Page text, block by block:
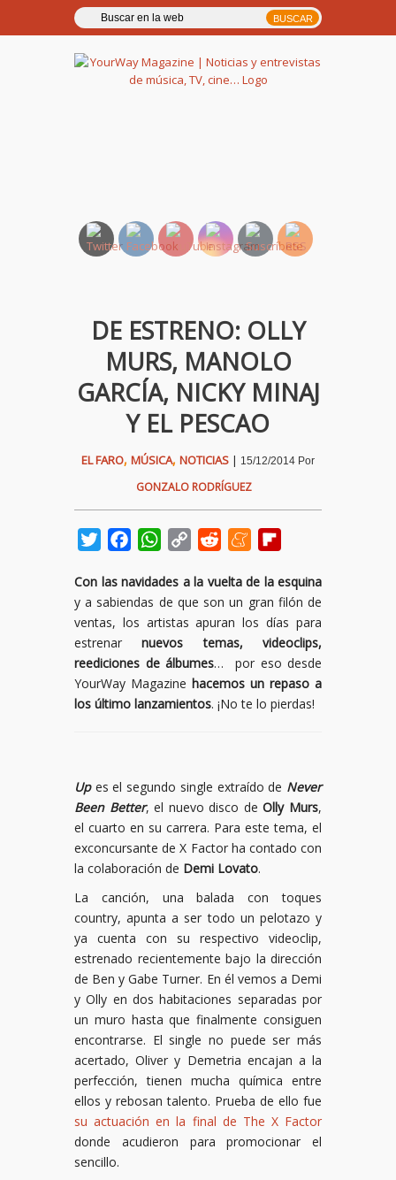
DE ESTRENO: OLLY
MURS, MANOLO
GARCÍA, NICKY MINAJ
Y EL PESCAO
EL FARO, MÚSICA, NOTICIAS | 15/12/2014 Por
GONZALO RODRÍGUEZ
TwitterFacebookWhatsApp
Copy
Reddit Meneame
Con las navidades a la vuelta de la esquina
y a sabiendas de que son un gran filón de
ventas, los artistas apuran los días para
estrenarnuevos temas, videoclips,
reediciones de álbumes… por eso desde
YourWay Magazine hacemos un repaso a
los último lanzamientos. ¡No te lo pierdas!
Upes el segundo single extraído de Never
Been Better, el nuevo disco deOlly Murs,
el cuarto en su carrera. Para este tema, el
exconcursante de X Factor ha contado con
la colaboración de Demi Lovato.
La canción, una balada con toques
country, apunta a ser todo un pelotazo y
ya cuenta con su respectivo videoclip,
estrenado recientemente bajo la dirección
de Ben y Gabe Turner. En él vemos a Demi
y Olly en dos habitaciones separadas por
un muro hasta que finalmente consiguen
encontrarse. El single no puede ser más
acertado, Oliver y Demetria encajan a la
perfección, tienen mucha química entre
ellos y rebosan talento. Prueba de ello fue
su actuación en la final de The X Factor
donde acudieron para promocionar el
sencillo.